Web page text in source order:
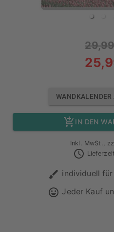
IN DEN
Inkl. MwSt.,
individuell
Jeder Kauf